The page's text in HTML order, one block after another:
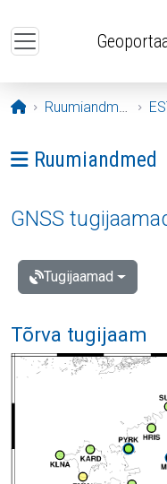
Avaleht
Ruumiandmed
Ava menüü:
Ruumiandmed
GNSS
Tugijaamad
Tõrva tugijaam